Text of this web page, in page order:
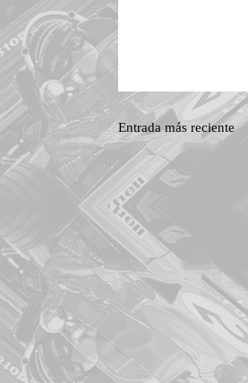
Entrada más reciente